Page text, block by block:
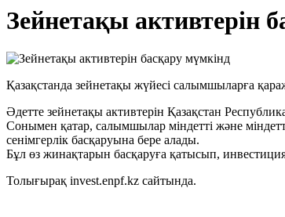
Зейнетақы активтерін
Қазақстанда зейнетақы жүйесі салымшыларға
Әдетте зейнетақы активтерін Қазақстан
Сонымен қатар, салымшылар міндетті және
сенімгерлік басқаруына бере алады.
Бұл өз жинақтарын басқаруға қатысып,
Толығырақ invest.enpf.kz сайтында.